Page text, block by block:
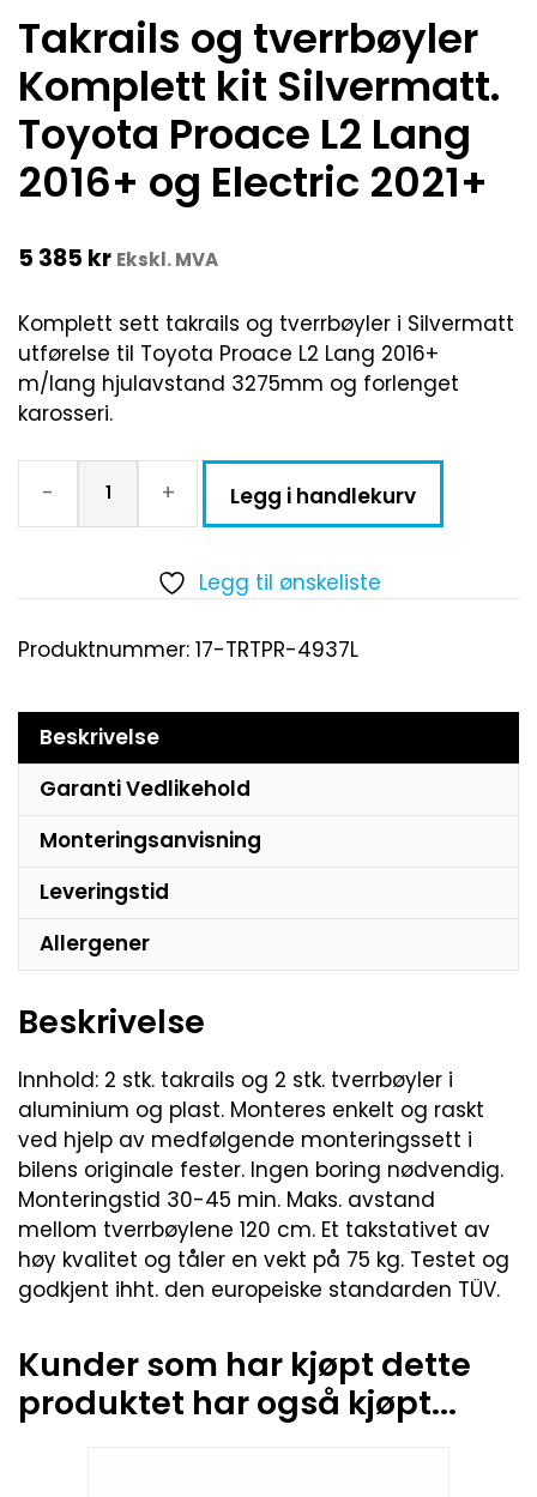
Takrails og tverrbøyler
Komplett kit Silvermatt.
Toyota Proace L2 Lang
2016+ og Electric 2021+
5 385 kr Ekskl. MVA
Komplett sett takrails og tverrbøyler i Silvermatt
utførelse til Toyota Proace L2 Lang 2016+
m/lang hjulavstand 3275mm og forlenget
karosseri.
- + Legg i handlekurv
Legg til ønskeliste
Produktnummer: 17-TRTPR-4937L
Beskrivelse
Garanti Vedlikehold
Monteringsanvisning
Leveringstid
Allergener
Beskrivelse
Innhold: 2 stk. takrails og 2 stk. tverrbøyler i
aluminium og plast. Monteres enkelt og raskt
ved hjelp av medfølgende monteringssett i
bilens originale fester. Ingen boring nødvendig.
Monteringstid 30-45 min. Maks. avstand
mellom tverrbøylene 120 cm. Et takstativet av
høy kvalitet og tåler en vekt på 75 kg. Testet og
godkjent ihht. den europeiske standarden TÜV.
Kunder som har kjøpt dette
produktet har også kjøpt...